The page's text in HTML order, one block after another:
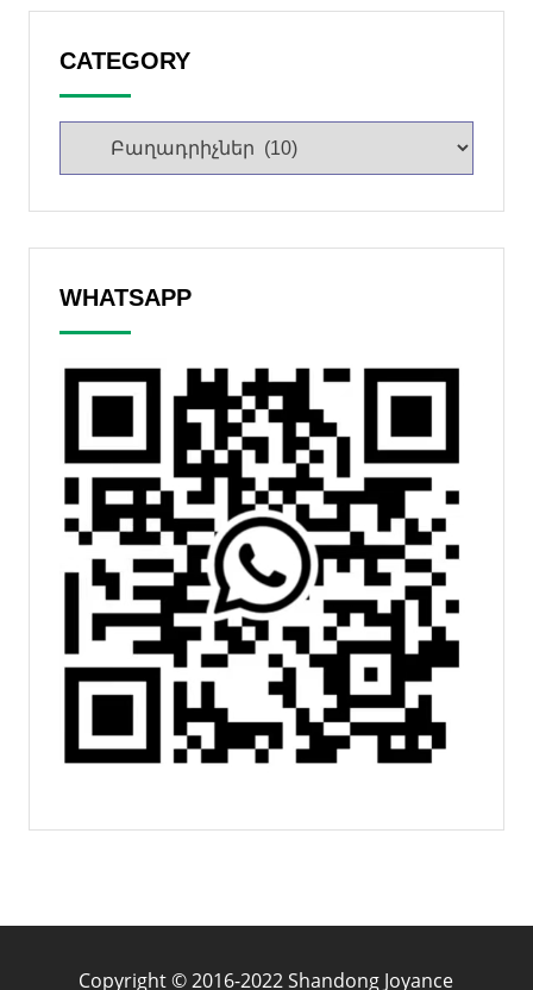
CATEGORY
WHATSAPP
Copyright © 2016-2022 Shandong Joyance